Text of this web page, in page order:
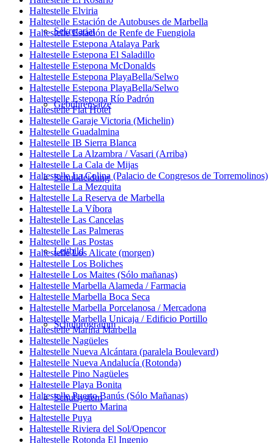
Sekretariat
Gebührensätze
Schulkleidung
Leitbild
Schulprogramm
Schulsystem
Haltestelle Elviria
Haltestelle Estación de Autobuses de Marbella
Haltestelle Estación de Renfe de Fuengiola
Haltestelle Estepona Atalaya Park
Haltestelle Estepona El Saladillo
Haltestelle Estepona McDonalds
Haltestelle Estepona PlayaBella/Selwo
Haltestelle Estepona PlayaBella/Selwo
Haltestelle Estepona Río Padrón
Haltestelle Flat Hotel
Haltestelle Garaje Victoria (Michelin)
Haltestelle Guadalmina
Haltestelle IB Sierra Blanca
Haltestelle La Alzambra / Vasari (Arriba)
Haltestelle La Cala de Mijas
Haltestelle La Colina (Palacio de Congresos de Torremolinos)
Haltestelle La Mezquita
Haltestelle La Reserva de Marbella
Haltestelle La Víbora
Haltestelle Las Cancelas
Haltestelle Las Palmeras
Haltestelle Las Postas
Haltestelle Los Alicate (morgen)
Haltestelle Los Boliches
Haltestelle Los Maites (Sólo mañanas)
Haltestelle Marbella Alameda / Farmacia
Haltestelle Marbella Boca Seca
Haltestelle Marbella Porcelanosa / Mercadona
Haltestelle Marbella Unicaja / Edificio Portillo
Haltestelle Marina Marbella
Haltestelle Nagüeles
Haltestelle Nueva Alcántara (paralela Boulevard)
Haltestelle Nueva Andalucía (Rotonda)
Haltestelle Pino Nagüeles
Haltestelle Playa Bonita
Haltestelle Puerto Banús (Sólo Mañanas)
Haltestelle Puerto Marina
Haltestelle Puya
Haltestelle Riviera del Sol/Opencor
Haltestelle Rotonda El Ingenio